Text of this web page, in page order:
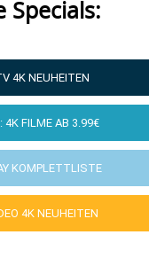
Specials:
4K NEUHEITEN
4K FILME AB 3.99€
KOMPLETTLISTE
4K NEUHEITEN